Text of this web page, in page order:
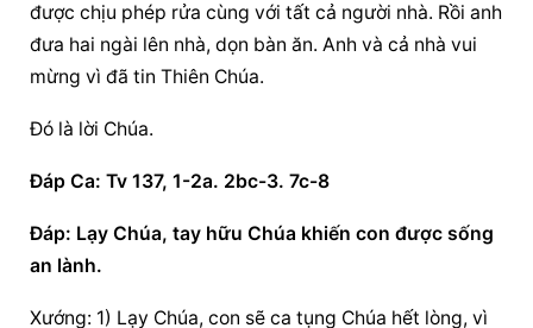
được chịu phép rửa cùng với tất cả người nhà. Rồi anh
đưa hai ngài lên nhà, dọn bàn ăn. Anh và cả nhà vui
mừng vì đã tin Thiên Chúa.
Ðó là lời Chúa.
Đáp Ca: Tv 137, 1-2a. 2bc-3. 7c-8
Ðáp: Lạy Chúa, tay hữu Chúa khiến con được sống
an lành.
Xướng: 1) Lạy Chúa, con sẽ ca tụng Chúa hết lòng, vì